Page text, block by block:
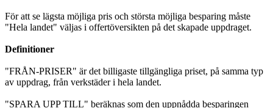
För att se lägsta möjliga pris och största möjliga besparing måste
"Hela landet" väljas i offertöversikten på det skapade uppdraget.
Definitioner
"FRÅN-PRISER" är det billigaste tillgängliga priset, på samma typ
av uppdrag, från verkstäder i hela landet.
"SPARA UPP TILL" beräknas som den uppnådda besparingen